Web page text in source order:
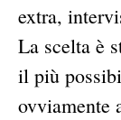
extra,
La scelta è
il più
ovviamente